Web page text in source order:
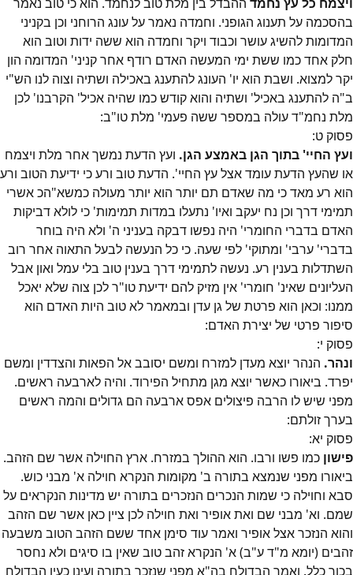
בהסכמה על תענוג הגופני. וחמדה נאמר על עונג הרוחני וכן בקניני
המדומות להשיג עושר וכבוד ויקר וחמדה הוא ששה ידות וטוב הוא
חלק אחד כמו ששת ימי המעשה האדם רודף אחר קניני' המדומה הון
יקר למצוא. ושבת הוא יו' העונג להתענג באכילה ושתיה וצוה לנו הש"י
ב"ה להתענג באכיל' ושתיה והוא קודש כמו שהיה אכיל' הקרבנו' לכן
מלת נחמ"ד עולה במספר ששה פעמי' מלת טו"ב:
פסוק ט:
ועץ החיי' בתוך הגן באמצע הגן. ועץ הדעת נמשך אחר מלת ויצמח
או שהעץ הדעת עומד אצל עץ החיי'. הדעת טוב ורע כי ידיעת הטוב ורע
הוא רע מאד כי מה שאדם תם יותר הוא יותר מעולה כמשא"הכ אשרי
תמימי דרך וכן נח יעקב ואיו' נתעלו במדות תמימות' כי לולא דביקות
האדם בדברי החומרי' היה נפשו דבקה בעניני ה' ולא היה בוחר
בדברי' ערבי' ומתוקי' לפי שעה. כי כל הנעשה לבעל התאוה אחר רוב
השתדלות בענין רע. נעשה לתמימי דרך בענין טוב בלי עמל ואון אבל
העליונים שאינ' חומרי' אין מזיק להם ידיעת טו"ר לכן צוה שלא יאכל
ממנו: וכאן הוא פרטת של גן עדן ובמאמר לא טוב היות האדם הוא
סיפור פרטי של יצירת האדם:
פסוק י:
ונהר. הנהר יוצא מעדן למזרח ומשם יסובב אל הפאות והצדדין ומשם
יפרד. ביאורו כאשר יוצא מגן מתחיל הפירוד. והיה לארבעה ראשים.
מפני שיש לו הרבה פיצולים אפס ארבעה הם גדולים והמה ראשים
בערך זולתם:
פסוק יא:
פישון כמו פשו ורבו. הוא ההולך במזרח. ארץ החוילה אשר שם הזהב.
ביאורו מפני שנמצא בתורה ב' מקומות הנקרא חוילה א' מבני כוש.
סבא וחוילה כי שמות הנכרים הנזכרים בתורה יש מדינות הנקראים על
שמם. וא' מבני שם ואת אופיר ואת חוילה לכן ציין כאן אשר שם הזהב
והוא הנזכר אצל אופיר ואמר עוד סימן אחד ששם הזהב הטוב משבעה
זהבים (יומא מ"ד ע"ב) א' הנקרא זהב טוב שאין בו סיגים ולא נחסר
בכור כלל. ואמר הבדולח בה"א מפני שנזכר בתורה ועינו כעין הבדולח